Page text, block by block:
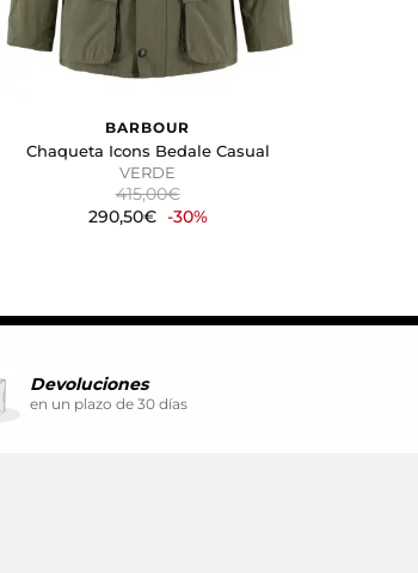
BARBOUR
Chaqueta Icons Bedale Casual
VERDE
415,00€
290,50€ -30%
Devoluciones
en un plazo de 30 días